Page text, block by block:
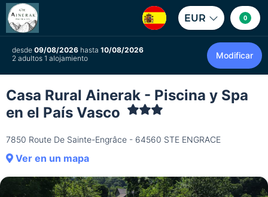
EUR 0
desde 09/08/2026 hasta 10/08/2026
2 adultos 1 alojamiento
Modificar
Casa Rural Ainerak - Piscina y Spa
en el País Vasco
7850 Route De Sainte-Engrâce - 64560 STE ENGRACE
Ver en un mapa